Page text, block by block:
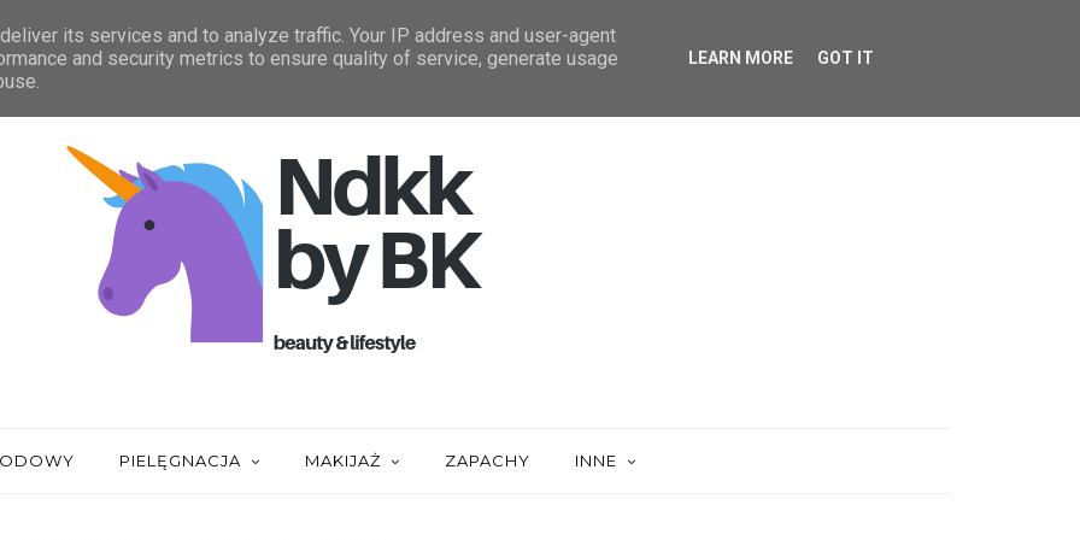
ZAUFALI MI STATYSTYKA
PIELĘGNACJA MAKIJAŻ ZAPACHY INNE
its services and to analyze traffic. Your IP address and user-agent
and security metrics to ensure quality of service, generate usage
LEARN MORE GOT IT